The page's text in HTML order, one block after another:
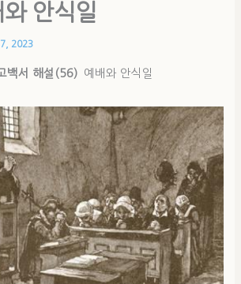
안식일
2023
백서 해설(56) 예배와 안식일